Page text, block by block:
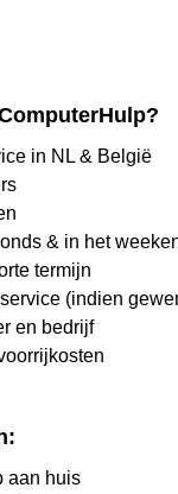
in NL & België
& in het
termijn
(indien
en bedrijf
aan huis